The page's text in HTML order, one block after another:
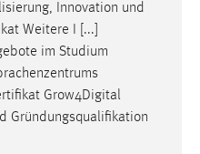
Innovation und
Weitere I [...]
im Studium
Grow4Digital
Gründungsqualifikation